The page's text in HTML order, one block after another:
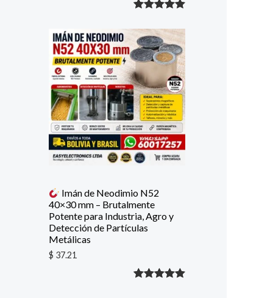
con5.00 de
5 en base
avaloración
de un
cliente
Imán de Neodimio N52
40×30 mm – Brutalmente
Potente para Industria, Agro y
Detección de Partículas
Metálicas
$ 37.21